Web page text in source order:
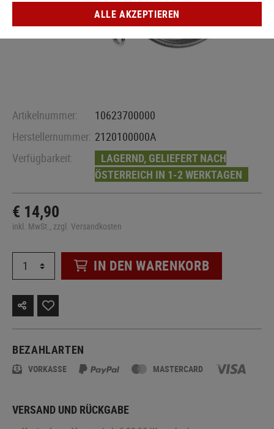
Artikelnummer:
10623700000
Herstellernummer: 2120100000A
Verfügbarkeit:
LAGERND, GELIEFERT NACH
ÖSTERREICH IN 1-2 WERKTAGEN
€ 14,90
inkl. MwSt., zzgl. Versandkosten
IN DEN WARENKORB
BEZAHLARTEN
VORKASSE MASTERCARD
VERSAND UND RÜCKGABE
ALLE AKZEPTIEREN